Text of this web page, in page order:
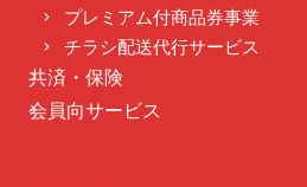
プレミアム付商品券事業
チラシ配送代行サービス
共済・保険
会員向サービス